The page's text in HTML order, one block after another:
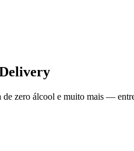
zero álcool e muito mais —